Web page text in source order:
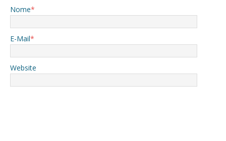
Nome*
E-Mail*
Website